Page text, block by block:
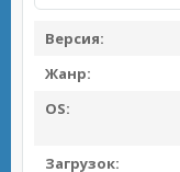
Версия:
Жанр:
OS:
Загрузок: